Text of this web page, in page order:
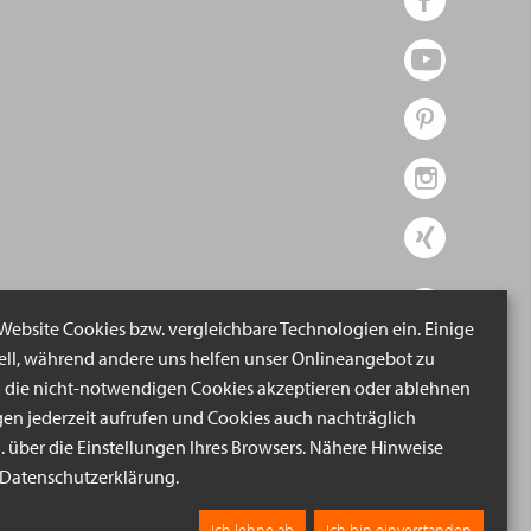
Cookies bzw. vergleichbare Technologien ein. Einige
während andere uns helfen unser Onlineangebot zu
die nicht-notwendigen Cookies akzeptieren oder ablehnen
jederzeit aufrufen und Cookies auch nachträglich
über die Einstellungen Ihres Browsers. Nähere Hinweise